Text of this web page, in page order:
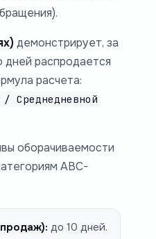
демонстрирует, за
дней распродается
расчета:
Среднедневной
оборачиваемости
ABC-
до 10 дней.